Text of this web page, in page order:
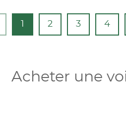
2 3 4
Acheter une